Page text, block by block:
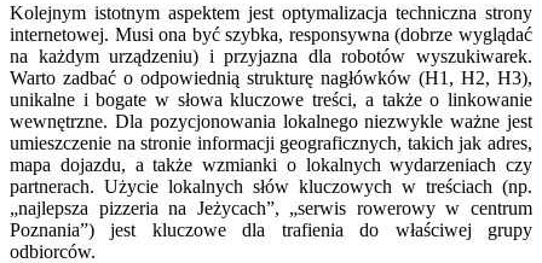
Kolejnym istotnym aspektem jest optymalizacja techniczna strony
internetowej. Musi ona być szybka, responsywna (dobrze wyglądać
na każdym urządzeniu) i przyjazna dla robotów wyszukiwarek.
Warto zadbać o odpowiednią strukturę nagłówków (H1, H2, H3),
unikalne i bogate w słowa kluczowe treści, a także o linkowanie
wewnętrzne. Dla pozycjonowania lokalnego niezwykle ważne jest
umieszczenie na stronie informacji geograficznych, takich jak adres,
mapa dojazdu, a także wzmianki o lokalnych wydarzeniach czy
partnerach. Użycie lokalnych słów kluczowych w treściach (np.
„najlepsza pizzeria na Jeżycach”, „serwis rowerowy w centrum
Poznania”) jest kluczowe dla trafienia do właściwej grupy
odbiorców.